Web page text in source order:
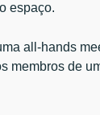
espaço.
all-hands
membros de